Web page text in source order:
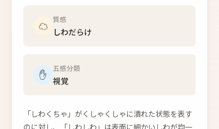
☁️ 質感
しわだらけ
✋ 五感分類
視覚
「しわくちゃ」がくしゃくしゃに潰れた状態を表す
のに対し、「しわしわ」は表面に細かいしわが均一